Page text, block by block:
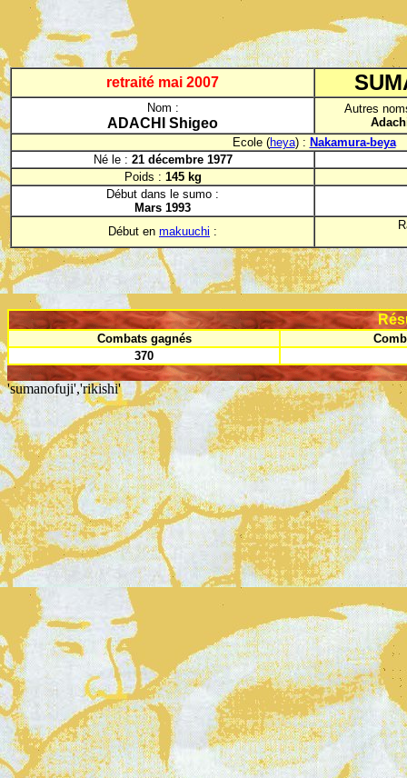
retraité mai 2007
Nom :
ADACHI Shigeo
Autres
Ecole (heya) : Nakamura-beya
Né le : 21 décembre 1977
Poids : 145 kg
Début dans le sumo :
Mars 1993
Début en makuuchi :
Combats gagnés
370
'sumanofuji','rikishi'